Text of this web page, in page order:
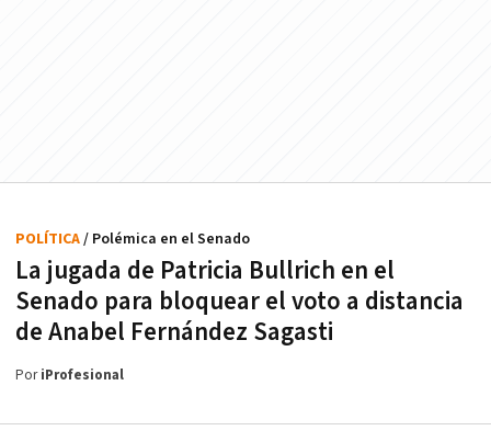
La jugada de Patricia Bullrich en el
Senado para bloquear el voto a distancia
de Anabel Fernández Sagasti
POLÍTICA/ Polémica en el Senado
PoriProfesional